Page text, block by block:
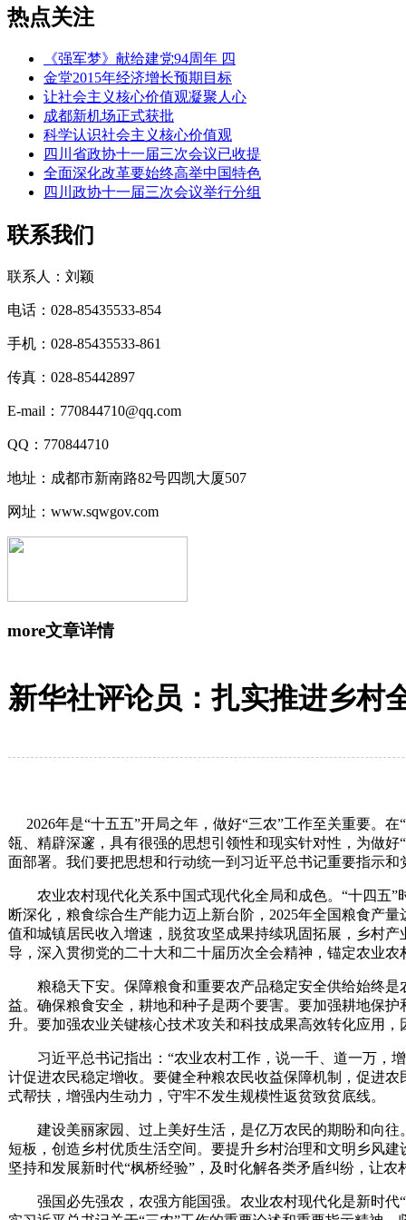
热点关注
《强军梦》献给建党94周年 四
金堂2015年经济增长预期目标
让社会主义核心价值观凝聚人心
成都新机场正式获批
科学认识社会主义核心价值观
四川省政协十一届三次会议已收提
全面深化改革要始终高举中国特色
四川政协十一届三次会议举行分组
联系我们
联系人：刘颖
电话：028-85435533-854
手机：028-85435533-861
传真：028-85442897
E-mail：770844710@qq.com
QQ：770844710
地址：成都市新南路82号四凯大厦507
网址：www.sqwgov.com
more文章详情
新华社评论员：扎实推进乡村
2026年是“十五五”开局之年，做好“三农”工作至关重要。
瓴、精辟深邃，具有很强的思想引领性和现实针对性，为做
面部署。我们要把思想和行动统一到习近平总书记重要指示
农业农村现代化关系中国式现代化全局和成色。“十四五”
断深化，粮食综合生产能力迈上新台阶，2025年全国粮食产
值和城镇居民收入增速，脱贫攻坚成果持续巩固拓展，乡村
导，深入贯彻党的二十大和二十届历次全会精神，锚定农业
粮稳天下安。保障粮食和重要农产品稳定安全供给始终是
益。确保粮食安全，耕地和种子是两个要害。要加强耕地保
升。要加强农业关键核心技术攻关和科技成果高效转化应用
习近平总书记指出：“农业农村工作，说一千、道一万，增
计促进农民稳定增收。要健全种粮农民收益保障机制，促进
式帮扶，增强内生动力，守牢不发生规模性返贫致贫底线。
建设美丽家园、过上美好生活，是亿万农民的期盼和向往
短板，创造乡村优质生活空间。要提升乡村治理和文明乡风
坚持和发展新时代“枫桥经验”，及时化解各类矛盾纠纷，让农
强国必先强农，农强方能国强。农业农村现代化是新时代“